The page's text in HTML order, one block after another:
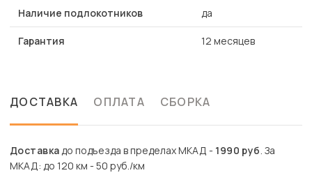
Наличие подлокотников да
Гарантия 12 месяцев
ДОСТАВКА ОПЛАТА СБОРКА
Доставкадо подъезда в пределах МКАД - 1990 руб. За
МКАД: до 120 км - 50 руб./км